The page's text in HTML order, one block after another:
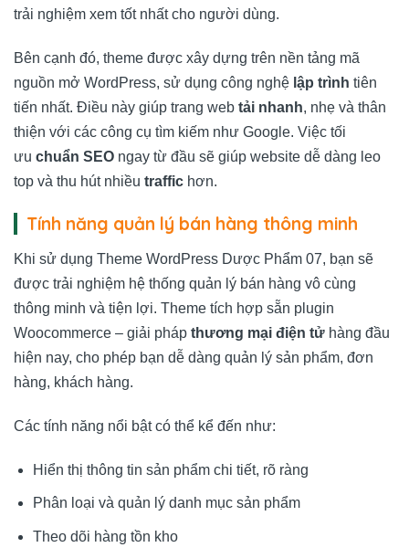
trải nghiệm xem tốt nhất cho người dùng.
Bên cạnh đó, theme được xây dựng trên nền tảng mã
nguồn mở WordPress, sử dụng công nghệ lập trình tiên
tiến nhất. Điều này giúp trang web tải nhanh, nhẹ và thân
thiện với các công cụ tìm kiếm như Google. Việc tối
ưu chuẩn SEO ngay từ đầu sẽ giúp website dễ dàng leo
top và thu hút nhiều traffic hơn.
Tính năng quản lý bán hàng thông minh
Khi sử dụng Theme WordPress Dược Phẩm 07, bạn sẽ
được trải nghiệm hệ thống quản lý bán hàng vô cùng
thông minh và tiện lợi. Theme tích hợp sẵn plugin
Woocommerce – giải pháp thương mại điện tử hàng đầu
hiện nay, cho phép bạn dễ dàng quản lý sản phẩm, đơn
hàng, khách hàng.
Các tính năng nổi bật có thể kể đến như:
Hiển thị thông tin sản phẩm chi tiết, rõ ràng
Phân loại và quản lý danh mục sản phẩm
Theo dõi hàng tồn kho